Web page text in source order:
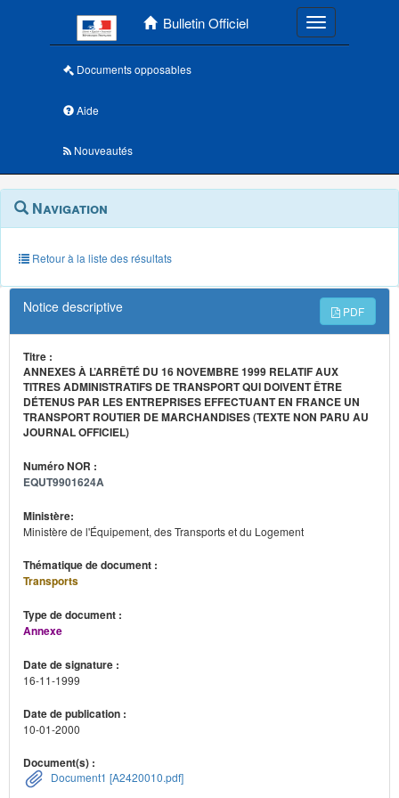
Bulletin Officiel Toggle
Documents opposables
Aide
Nouveautés
Navigation
outils
annexes
Menu
contextuel
Navigation
Retour à la liste des résultats
Notice descriptive PDF
Titre :
ANNEXES À L’ARRÊTÉ DU 16 NOVEMBRE 1999 RELATIF AUX
TITRES ADMINISTRATIFS DE TRANSPORT QUI DOIVENT ÊTRE
DÉTENUS PAR LES ENTREPRISES EFFECTUANT EN FRANCE UN
TRANSPORT ROUTIER DE MARCHANDISES (TEXTE NON PARU AU
JOURNAL OFFICIEL)
Numéro NOR :
EQUT9901624A
Ministère:
Ministère de l'Équipement, des Transports et du Logement
Thématique de document :
Transports
Type de document :
Annexe
Date de signature :
16-11-1999
Date de publication :
10-01-2000
Document(s) :
Document1 [A2420010.pdf]